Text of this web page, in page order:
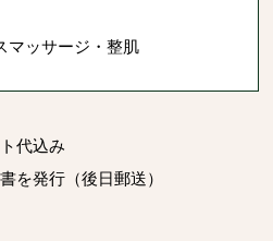
マッサージ・整肌
代込み
を発行（後日郵送）